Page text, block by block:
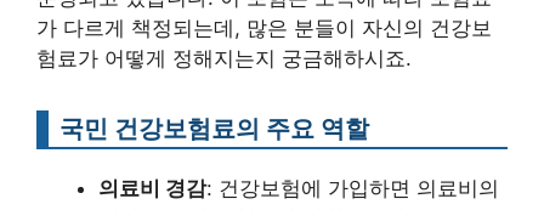
가 다르게 책정되는데, 많은 분들이 자신의 건강보
험료가 어떻게 정해지는지 궁금해하시죠.
국민 건강보험료의 주요 역할
의료비 경감: 건강보험에 가입하면 의료비의